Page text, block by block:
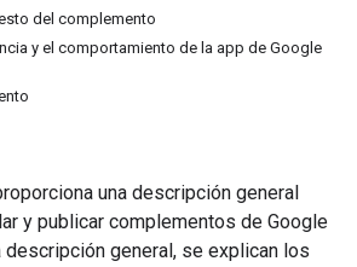
del complemento
y el comportamiento de la app de Google
una descripción general
y publicar complementos de Google
descripción general, se explican los